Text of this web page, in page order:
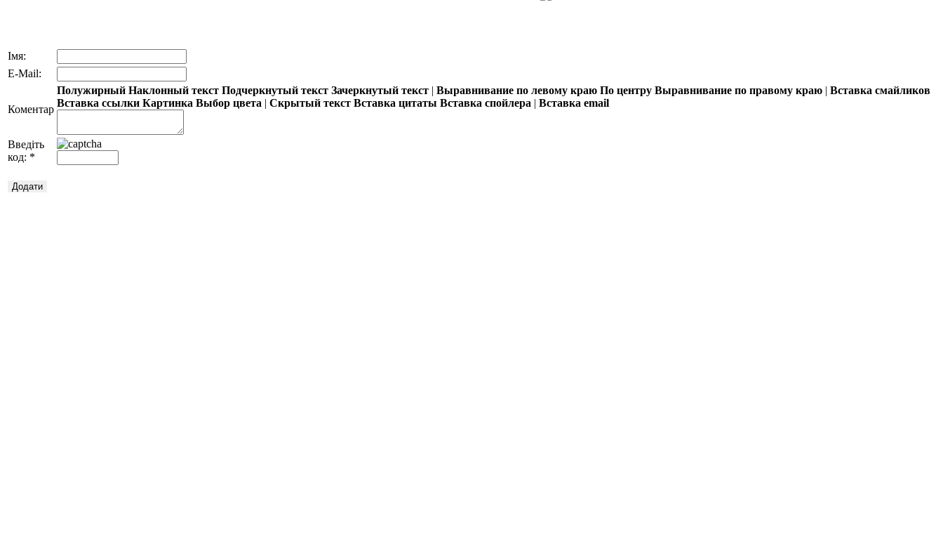
Імя:
E-Mail:
Коментар
Полужирный Наклонный текст Подчеркнутый текст Зачеркнутый текст | Выравнивание по левому краю По центру Выравнивание по правому краю | Вставка смайликов
Вставка ссылки Картинка Выбор цвета | Скрытый текст Вставка цитаты Вставка спойлера | Вставка email
Введіть
код: *